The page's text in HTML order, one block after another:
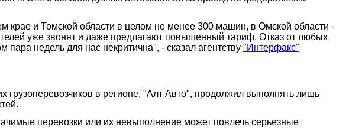
и Томской области в целом не менее 300 машин, в Омской области -
уже звонят и даже предлагают повышенный тариф. Отказ от любых
недель для нас некритична", - сказал агентству "Интерфакс"
грузоперевозчиков в регионе, "Алт Авто", продолжил выполнять лишь
перевозки или их невыполнение может повлечь серьезные